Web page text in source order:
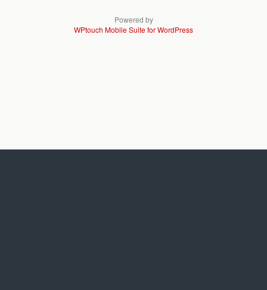
Powered by
WPtouch Mobile Suite for WordPress